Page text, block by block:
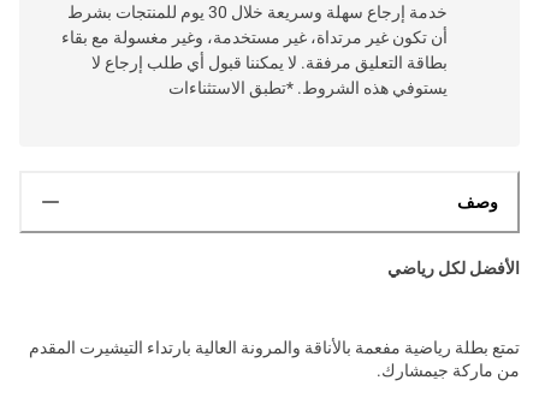
خدمة إرجاع سهلة وسريعة خلال 30 يوم للمنتجات بشرط
أن تكون غير مرتداة، غير مستخدمة، وغير مغسولة مع بقاء
بطاقة التعليق مرفقة. لا يمكننا قبول أي طلب إرجاع لا
يستوفي هذه الشروط. *تطبق الاستثناءات
وصف
الأفضل لكل رياضي
تمتع بطلة رياضية مفعمة بالأناقة والمرونة العالية بارتداء التيشيرت المقدم
من ماركة جيمشارك.